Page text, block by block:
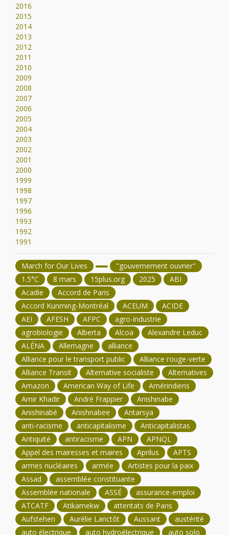
2016
2015
2014
2013
2012
2011
2010
2009
2008
2007
2006
2005
2004
2003
2002
2001
2000
1999
1998
1997
1996
1993
1992
1991
March for Our Lives
"gouvernement ouvrier"
1.5°C
8 mars 15plus.org 2025
ABI
Acadie
Accord de Paris
Accord Kunming-Montréal
ACEUM
ACIDE
AEI
AFESH AFPC
agro-industrie
agrobiologie
Alberta Alcoa
Alexandre Leduc
ALÉNA
Allemagne
alliance
Alliance pour le transport public
Alliance rouge-verte
Alliance Transit
Alternative socialiste
Alternatives
Amazon
American Way of Life
Amérindiens
Amir Khadir
André Frappier
Anishinabe
Anishinabé
Anishnabee
Antarsya
anti-racisme
anticapitalisme
Anticapitalistas
Antiquité
antiracisme APN
APNQL
Appel des mairesses et maires
Aprilus
APTS
armes nucléaires
armée
Artistes pour la paix
Assad
assemblée constituante
Assemblée nationale
ASSÉ
assurance-emploi
ATCATF
Atikamekw
attentats de Paris
Aufstehen
Aurélie Lanctôt Aussant
austérité
auto électrique
auto hydroélectrique
auto solo